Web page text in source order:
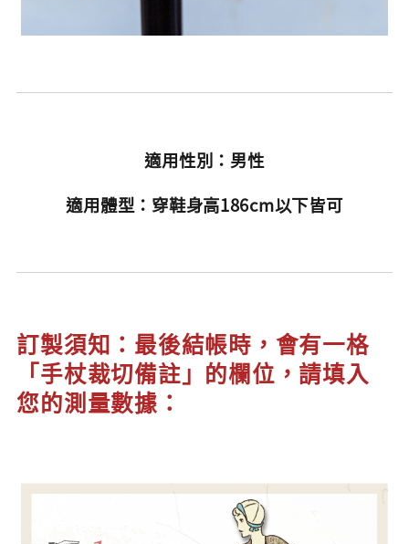
適用性別：男性
適用體型：穿鞋身高186cm以下皆可
訂製須知：最後結帳時，會有一格
「手杖裁切備註」的欄位，請填入
您的測量數據：